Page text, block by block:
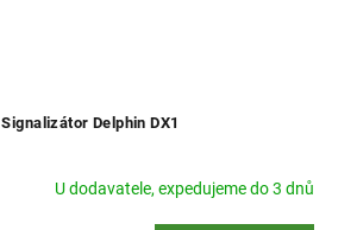
Signalizátor Delphin DX1
U dodavatele, expedujeme do 3 dnů